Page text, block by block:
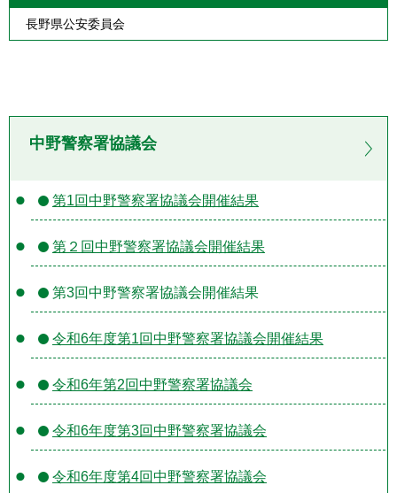
長野県公安委員会
中野警察署協議会
第1回中野警察署協議会開催結果
第２回中野警察署協議会開催結果
第3回中野警察署協議会開催結果
令和6年度第1回中野警察署協議会開催結果
令和6年第2回中野警察署協議会
令和6年度第3回中野警察署協議会
令和6年度第4回中野警察署協議会